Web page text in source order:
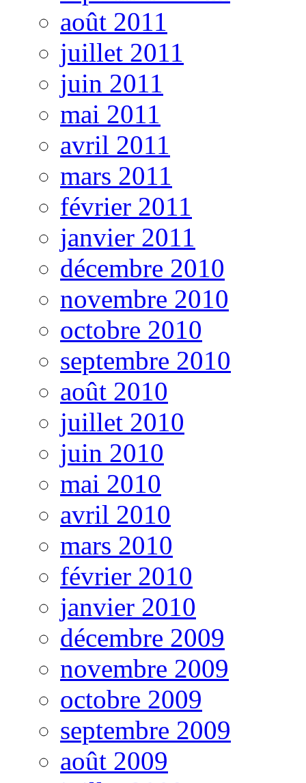
août 2011
juillet 2011
juin 2011
mai 2011
avril 2011
mars 2011
février 2011
janvier 2011
décembre 2010
novembre 2010
octobre 2010
septembre 2010
août 2010
juillet 2010
juin 2010
mai 2010
avril 2010
mars 2010
février 2010
janvier 2010
décembre 2009
novembre 2009
octobre 2009
septembre 2009
août 2009